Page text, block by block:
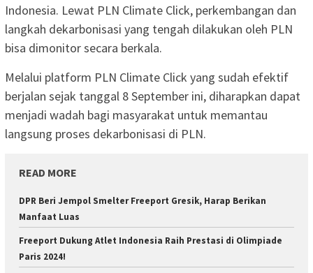
Indonesia. Lewat PLN Climate Click, perkembangan dan
langkah dekarbonisasi yang tengah dilakukan oleh PLN
bisa dimonitor secara berkala.
Melalui platform PLN Climate Click yang sudah efektif
berjalan sejak tanggal 8 September ini, diharapkan dapat
menjadi wadah bagi masyarakat untuk memantau
langsung proses dekarbonisasi di PLN.
READ MORE
DPR Beri Jempol Smelter Freeport Gresik, Harap Berikan
Manfaat Luas
Freeport Dukung Atlet Indonesia Raih Prestasi di Olimpiade
Paris 2024!